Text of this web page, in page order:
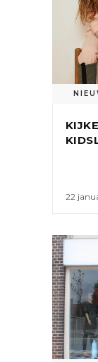
22